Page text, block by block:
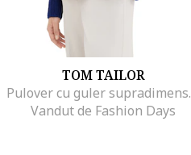
TOM TAILOR
Pulover
Vandut de Fashion Days